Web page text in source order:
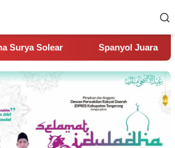
Piala Dunia 2026, Kalahkan Argentina